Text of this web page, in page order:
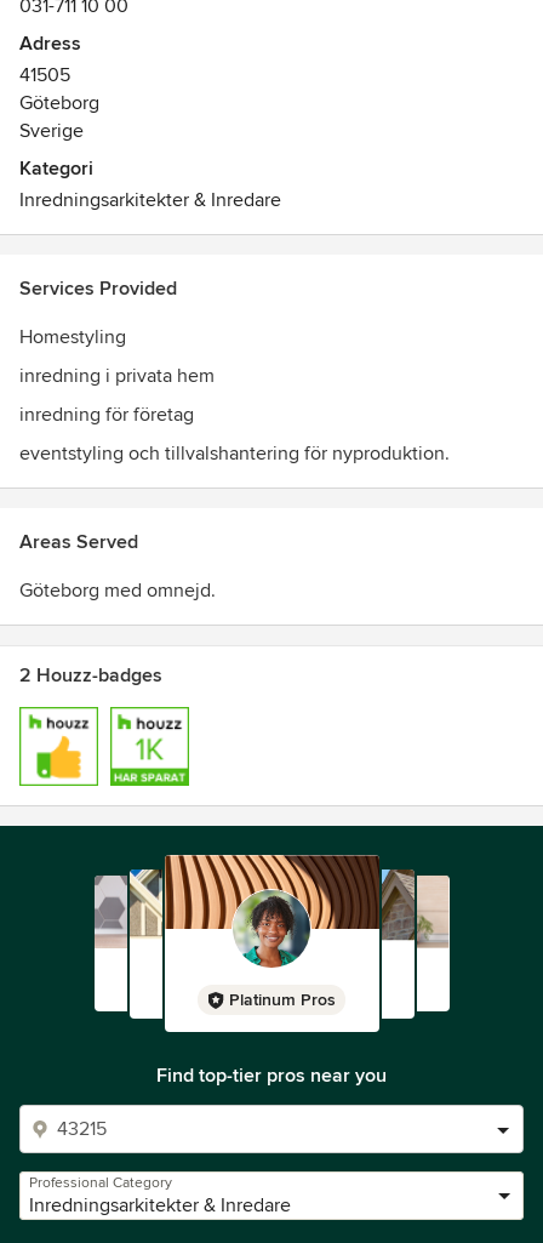
på huset eller lägenheten som ska säljas. Vi samarbetar
med noga utvalda företag för att ha hög standard på
interiörer och accessoarer.
031-711 10 00
Adress
41505
Göteborg
Sverige
Kategori
Inredningsarkitekter & Inredare
Services Provided
Homestyling
inredning i privata hem
inredning för företag
eventstyling och tillvalshantering för nyproduktion.
Areas Served
Göteborg med omnejd.
2 Houzz-badges
Platinum Pros
Find top-tier pros near you
Professional Category
Inredningsarkitekter & Inredare